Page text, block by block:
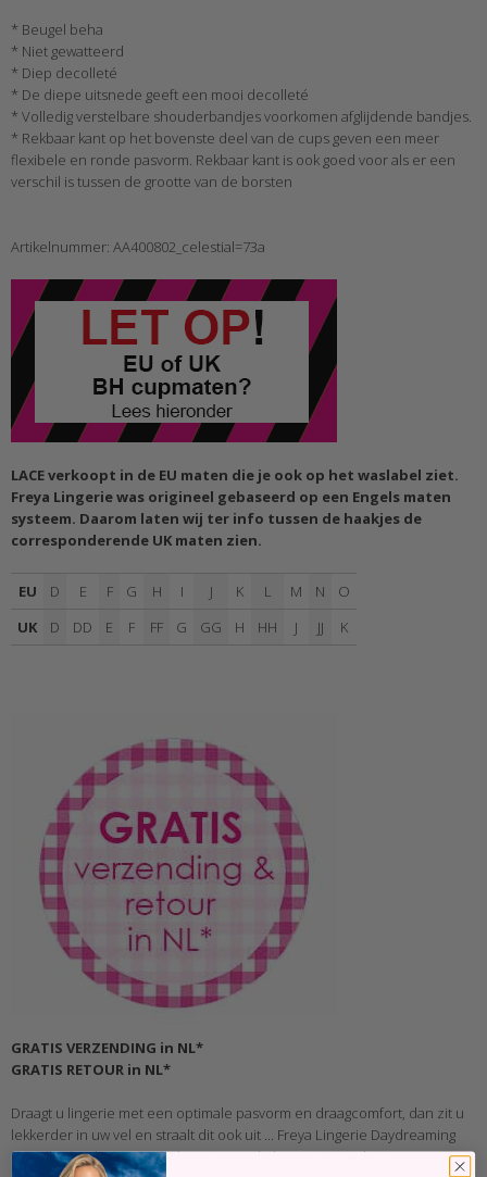
* Beugel beha
* Niet gewatteerd
* Diep decolleté
* De diepe uitsnede geeft een mooi decolleté
* Volledig verstelbare shouderbandjes voorkomen afglijdende bandjes.
* Rekbaar kant op het bovenste deel van de cups geven een meer
flexibele en ronde pasvorm. Rekbaar kant is ook goed voor als er een
verschil is tussen de grootte van de borsten
Artikelnummer: AA400802_celestial=73a
LACE verkoopt in de EU maten die je ook op het waslabel ziet.
Freya Lingerie was origineel gebaseerd op een Engels maten
systeem. Daarom laten wij ter info tussen de haakjes de
corresponderende UK maten zien.
EU D E F G H I J K L M N
O
UK
D DD E F FF G GG H HH J JJ K
GRATIS VERZENDING in NL*
GRATIS RETOUR in NL*
Draagt u lingerie met een optimale pasvorm en draagcomfort, dan zit u
lekkerder in uw vel en straalt dit ook uit ... Freya Lingerie Daydreaming
Decolleté Beha F-I cup behoort tot artikelgroep BH - Tulp vorm en is